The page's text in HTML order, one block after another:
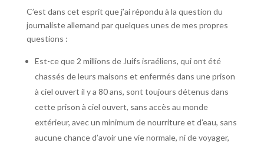
C’est dans cet esprit que j’ai répondu à la question du
journaliste allemand par quelques unes de mes propres
questions :
Est-ce que 2 millions de Juifs israéliens, qui ont été
chassés de leurs maisons et enfermés dans une prison
à ciel ouvert il y a 80 ans, sont toujours détenus dans
cette prison à ciel ouvert, sans accès au monde
extérieur, avec un minimum de nourriture et d’eau, sans
aucune chance d’avoir une vie normale, ni de voyager,